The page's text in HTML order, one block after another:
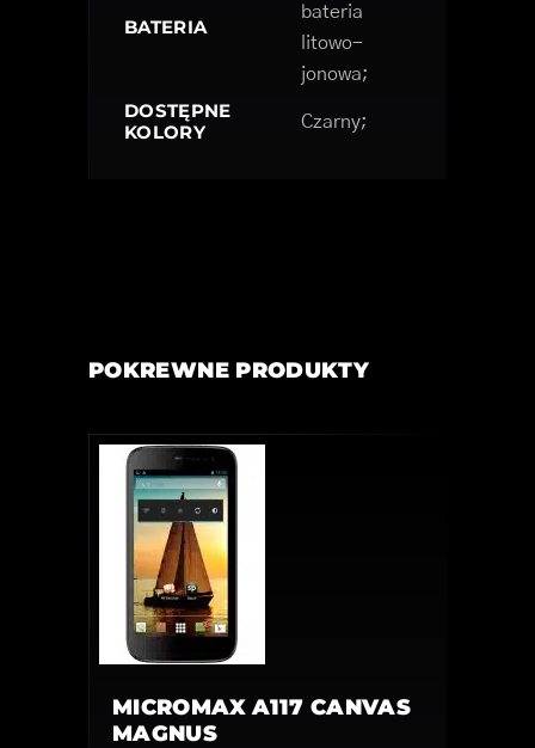
BATERIA
bateria
litowo-
jonowa;
DOSTĘPNE
KOLORY
Czarny;
POKREWNE PRODUKTY
MICROMAX A117 CANVAS
MAGNUS